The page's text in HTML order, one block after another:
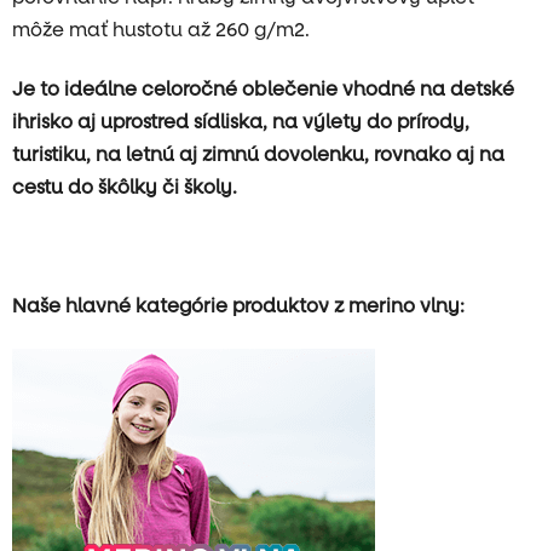
môže mať hustotu až 260 g/m2.
Je to ideálne celoročné oblečenie vhodné na detské
ihrisko aj uprostred sídliska, na výlety do prírody,
turistiku, na letnú aj zimnú dovolenku, rovnako aj na
cestu do škôlky či školy.
Naše hlavné kategórie produktov z merino vlny: